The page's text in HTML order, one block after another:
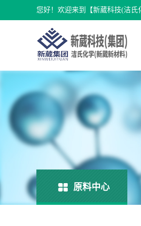
您好！欢迎来到【新葳科技(洁
原料中心